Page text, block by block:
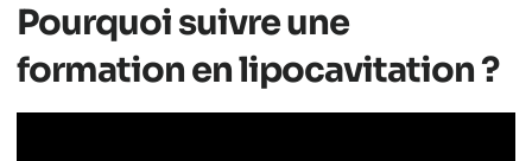
Pourquoi suivre une
formation en lipocavitation ?